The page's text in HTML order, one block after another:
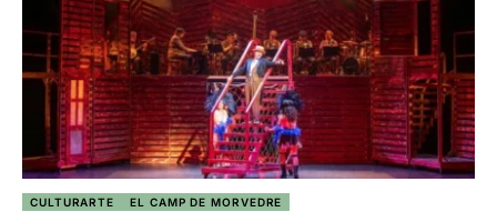
CULTURARTE EL CAMP DE MORVEDRE